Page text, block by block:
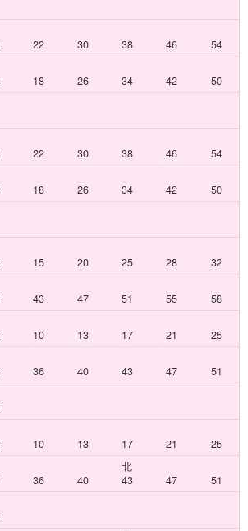
22 30 38 46 54
18 26 34 42 50
22 30 38 46 54
18 26 34 42 50
15 20 25 28 32
43 47 51 55 58
10 13 17 21 25
36 40 43 47 51
10 13 17 21 25
36 40
北
43
47
51